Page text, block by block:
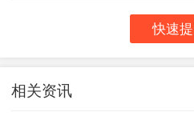
快速
相关资讯